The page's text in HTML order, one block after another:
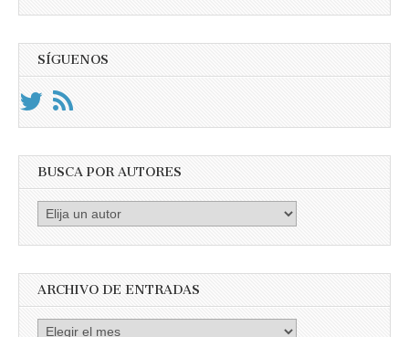
SÍGUENOS
BUSCA POR AUTORES
Busca
ARCHIVO DE ENTRADAS
Archivo